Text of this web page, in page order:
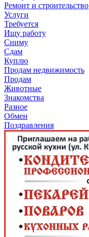
Ремонт и строительство
Услуги
Требуется
Ищу работу
Сниму
Сдам
Куплю
Продам недвижимость
Продам
Животные
Знакомства
Разное
Обмен
Поздравления